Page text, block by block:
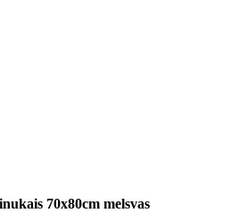
70x80cm melsvas